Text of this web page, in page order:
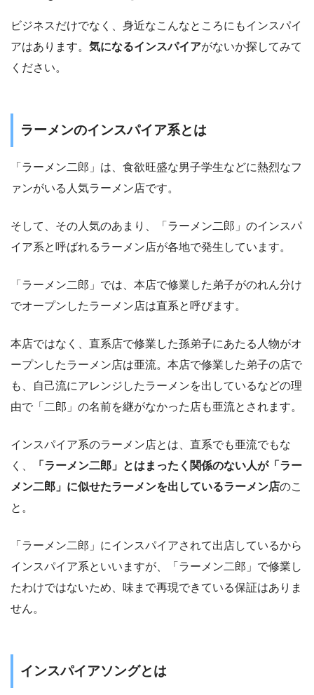
ビジネスだけでなく、身近なこんなところにもインスパイ
アはあります。 気になるインスパイアがないか探してみて
ください。
ラーメンのインスパイア系とは
「ラーメン二郎」は、食欲旺盛な男子学生などに熱烈なフ
ァンがいる人気ラーメン店です。
そして、その人気のあまり、「ラーメン二郎」のインスパ
イア系と呼ばれるラーメン店が各地で発生しています。
「ラーメン二郎」では、本店で修業した弟子がのれん分け
でオープンしたラーメン店は直系と呼びます。
本店ではなく、直系店で修業した孫弟子にあたる人物がオ
ープンしたラーメン店は亜流。本店で修業した弟子の店で
も、自己流にアレンジしたラーメンを出しているなどの理
由で「二郎」の名前を継がなかった店も亜流とされます。
インスパイア系のラーメン店とは、直系でも亜流でもな
く、
「ラーメン二郎」とはまったく関係のない人が「ラー
メン二郎」に似せたラーメンを出しているラーメン店のこ
と。
「ラーメン二郎」にインスパイアされて出店しているから
インスパイア系といいますが、「ラーメン二郎」で修業し
たわけではないため、味まで再現できている保証はありま
せん。
インスパイアソングとは